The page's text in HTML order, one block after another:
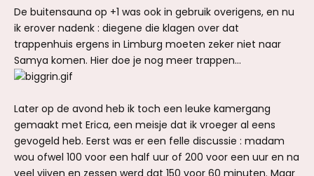
De buitensauna op +1 was ook in gebruik overigens, en nu
ik erover nadenk : diegene die klagen over dat
trappenhuis ergens in Limburg moeten zeker niet naar
Samya komen. Hier doe je nog meer trappen...
Later op de avond heb ik toch een leuke kamergang
gemaakt met Erica, een meisje dat ik vroeger al eens
gevogeld heb. Eerst was er een felle discussie : madam
wou ofwel 100 voor een half uur of 200 voor een uur en na
veel vijven en zessen werd dat 150 voor 60 minuten. Maar